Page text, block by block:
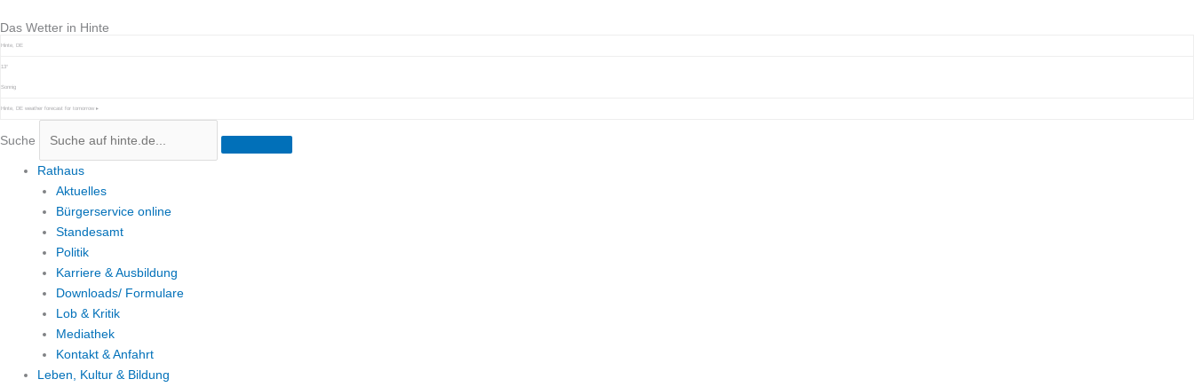
Inhalt
springen
Das Wetter in Hinte
Hinte, DE
13°
Sonnig
Hinte, DE weather forecast for tomorrow ▸
Suche
Rathaus
Aktuelles
Bürgerservice online
Standesamt
Politik
Karriere & Ausbildung
Downloads/ Formulare
Lob & Kritik
Mediathek
Kontakt & Anfahrt
Leben, Kultur & Bildung